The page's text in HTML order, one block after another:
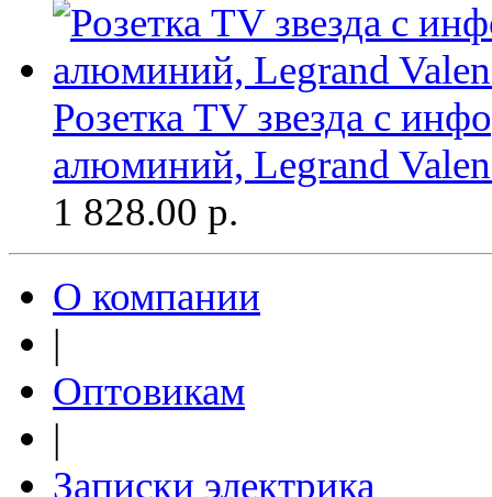
Розетка TV звезда с
алюминий, Legrand
1 828.00 р.
О компании
|
Оптовикам
|
Записки электрика